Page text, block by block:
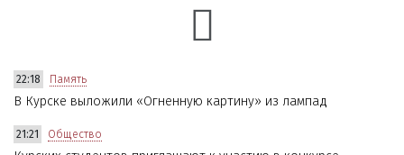
22:18 Память
В Курске выложили «Огненную картину» из лампад
21:21 Общество